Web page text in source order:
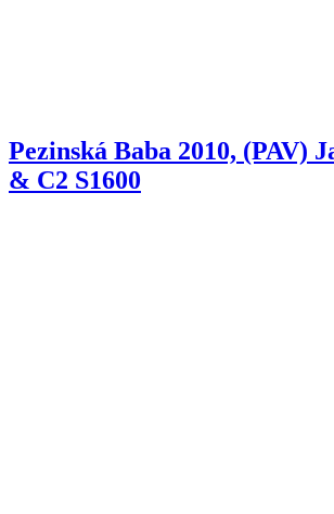
Pezinská Baba 2010, (PAV)
& C2 S1600